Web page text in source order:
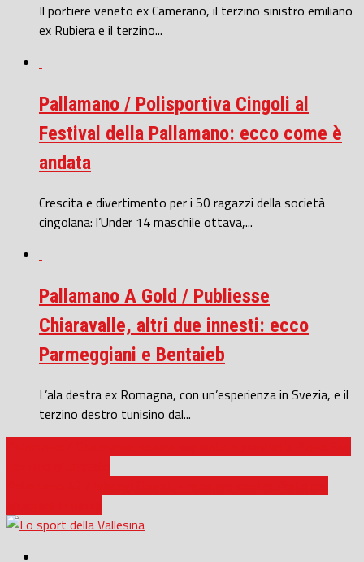
Il portiere veneto ex Camerano, il terzino sinistro emiliano
ex Rubiera e il terzino...
Pallamano / Polisportiva Cingoli al
Festival della Pallamano: ecco come è
andata
Crescita e divertimento per i 50 ragazzi della società
cingolana: l’Under 14 maschile ottava,...
Pallamano A Gold / Publiesse
Chiaravalle, altri due innesti: ecco
Parmeggiani e Bentaieb
L’ala destra ex Romagna, con un’esperienza in Svezia, e il
terzino destro tunisino dal...